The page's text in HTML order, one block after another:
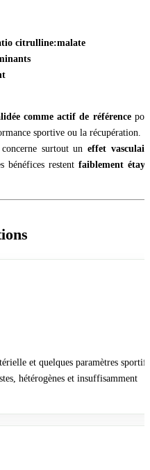
citrulline:malate
comme actif de référence
sportive ou la récupération.
surtout uneffet
bénéfices restent faiblement
et quelques paramètres
hétérogènes et insuffisamment